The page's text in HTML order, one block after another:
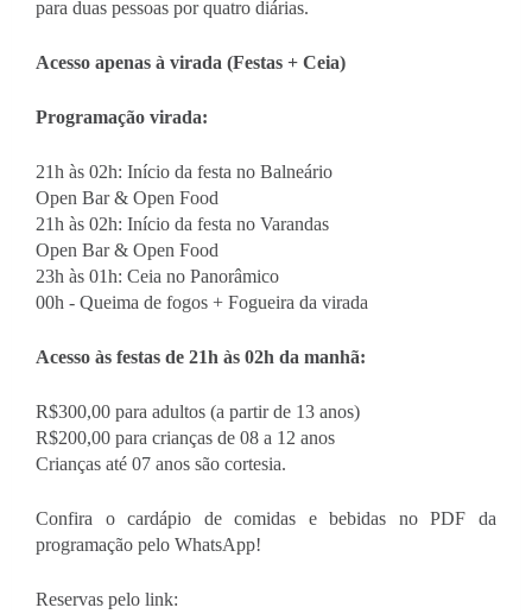
para duas pessoas por quatro diárias.
Acesso apenas à virada (Festas + Ceia)
Programação virada:
21h às 02h: Início da festa no Balneário
Open Bar & Open Food
21h às 02h: Início da festa no Varandas
Open Bar & Open Food
23h às 01h: Ceia no Panorâmico
00h - Queima de fogos + Fogueira da virada
Acesso às festas de 21h às 02h da manhã:
R$300,00 para adultos (a partir de 13 anos)
R$200,00 para crianças de 08 a 12 anos
Crianças até 07 anos são cortesia.
Confira o cardápio de comidas e bebidas no PDF da
programação pelo WhatsApp!
Reservas pelo link: